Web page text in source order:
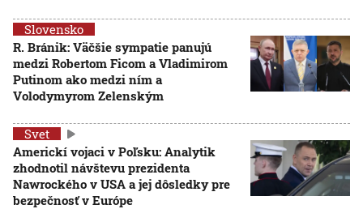
Slovensko
R. Bránik: Väčšie sympatie panujú
medzi Robertom Ficom a Vladimirom
Putinom ako medzi ním a
Volodymyrom Zelenským
Svet
Americkí vojaci v Poľsku: Analytik
zhodnotil návštevu prezidenta
Nawrockého v USA a jej dôsledky pre
bezpečnosť v Európe